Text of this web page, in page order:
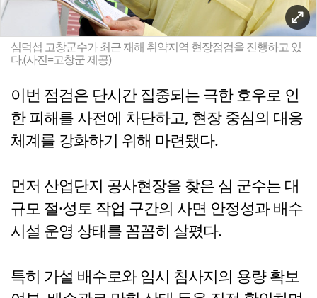
심덕섭 고창군수가 최근 재해 취약지역 현장점검을 진행하고 있
다.(사진=고창군 제공)
이번 점검은 단시간 집중되는 극한 호우로 인
한 피해를 사전에 차단하고, 현장 중심의 대응
체계를 강화하기 위해 마련됐다.
먼저 산업단지 공사현장을 찾은 심 군수는 대
규모 절·성토 작업 구간의 사면 안정성과 배수
시설 운영 상태를 꼼꼼히 살폈다.
특히 가설 배수로와 임시 침사지의 용량 확보